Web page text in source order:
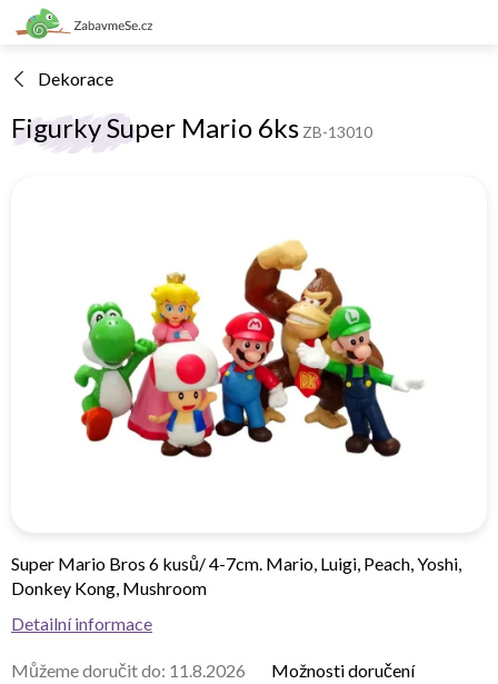
Přejít
na
Dekorace
Figurky Super Mario 6ks ZB-13010
Můžeme doručit do: 11.8.2026 Možnosti doručení
Super Mario Bros 6 kusů/ 4-7cm. Mario, Luigi, Peach, Yoshi,
Donkey Kong, Mushroom
Detailní informace